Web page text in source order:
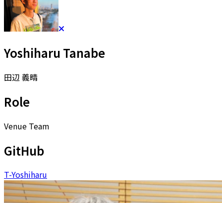
Yoshiharu Tanabe
田辺 義晴
Role
Venue Team
GitHub
T-Yoshiharu